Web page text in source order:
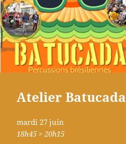
Atelier Batucada
mardi 27 juin
18h45 > 20h15